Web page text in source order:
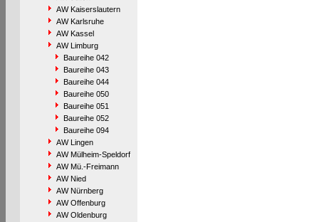
AW Kaiserslautern
AW Karlsruhe
AW Kassel
AW Limburg
Baureihe 042
Baureihe 043
Baureihe 044
Baureihe 050
Baureihe 051
Baureihe 052
Baureihe 094
AW Lingen
AW Mülheim-Speldorf
AW Mü.-Freimann
AW Nied
AW Nürnberg
AW Offenburg
AW Oldenburg